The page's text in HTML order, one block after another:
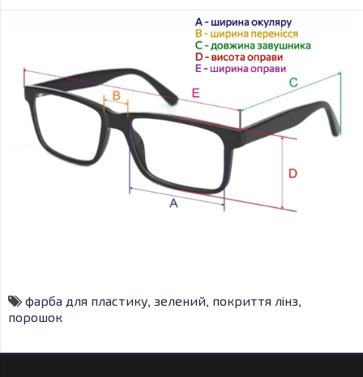
фарба для пластику, зелений, покриття лінз,
порошок